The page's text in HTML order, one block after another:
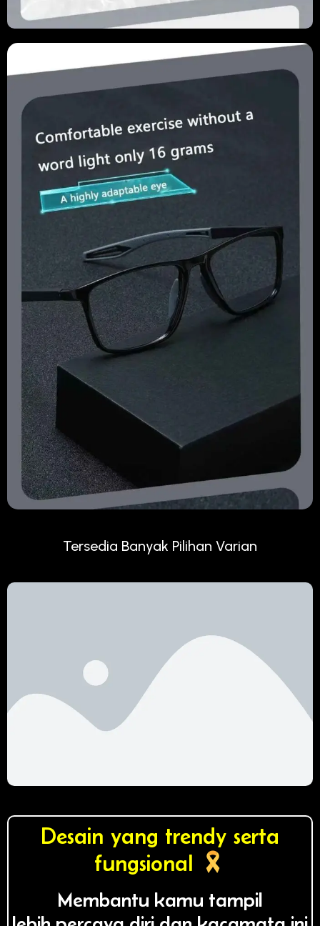
Tersedia Banyak Pilihan Varian
Desain yang trendy serta
fungsional
Membantu kamu tampil